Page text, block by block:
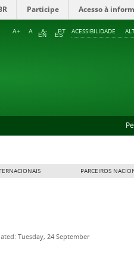
Participe Acesso à
ACESSIBILIDADE
A+ A A- PT
EN ES
PARCEIROS
Tuesday, 24 September